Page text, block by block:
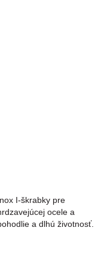
I-škrabky pre
ocele a
a dlhú životnosť.